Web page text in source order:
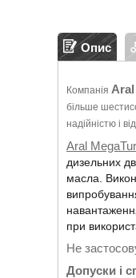
Опис
Компанія Aral
більше
надійністю і
Aral
дизельних
масла.
при
Не
Допуски і